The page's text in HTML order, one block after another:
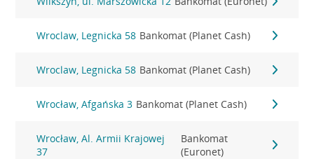
Wroclaw, Legnicka 58 Bankomat (Planet Cash)
Wroclaw, Legnicka 58 Bankomat (Planet Cash)
Wrocław, Afgańska 3 Bankomat (Planet Cash)
Wrocław, Al. Armii Krajowej
37
Bankomat
(Euronet)